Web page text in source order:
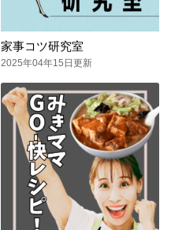
家事コツ研究室
2025年04年15日更新